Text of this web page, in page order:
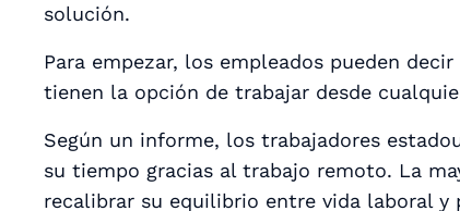
solución.
Para empezar, los empleados pueden decir
tienen la opción de trabajar desde
Según un informe, los trabajadores
su tiempo gracias al trabajo remoto. La
recalibrar su equilibrio entre vida laboral y